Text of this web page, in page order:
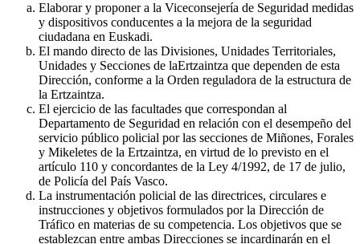
Elaborar y proponer a la Viceconsejería de Seguridad medidas
y dispositivos conducentes a la mejora de la seguridad
ciudadana en Euskadi.
El mando directo de las Divisiones, Unidades Territoriales,
Unidades y Secciones de laErtzaintza que dependen de esta
Dirección, conforme a la Orden reguladora de la estructura de
la Ertzaintza.
El ejercicio de las facultades que correspondan al
Departamento de Seguridad en relación con el desempeño del
servicio público policial por las secciones de Miñones, Forales
y Mikeletes de la Ertzaintza, en virtud de lo previsto en el
artículo 110 y concordantes de la Ley 4/1992, de 17 de julio,
de Policía del País Vasco.
La instrumentación policial de las directrices, circulares e
instrucciones y objetivos formulados por la Dirección de
Tráfico en materias de su competencia. Los objetivos que se
establezcan entre ambas Direcciones se incardinarán en el